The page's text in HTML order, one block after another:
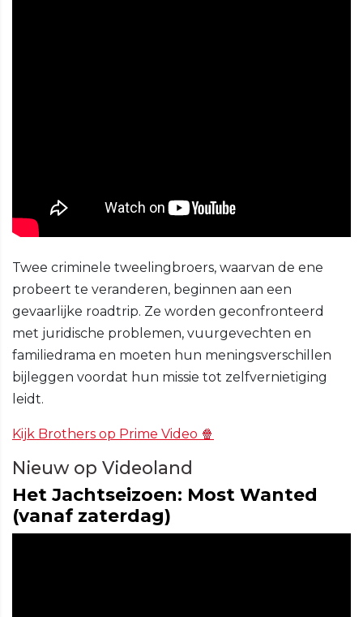
Twee criminele tweelingbroers, waarvan de ene
probeert te veranderen, beginnen aan een
gevaarlijke roadtrip. Ze worden geconfronteerd
met juridische problemen, vuurgevechten en
familiedrama en moeten hun meningsverschillen
bijleggen voordat hun missie tot zelfvernietiging
leidt.
Kijk Brothers op Prime Video 🍿
Nieuw op Videoland
Het Jachtseizoen: Most Wanted
(vanaf zaterdag)